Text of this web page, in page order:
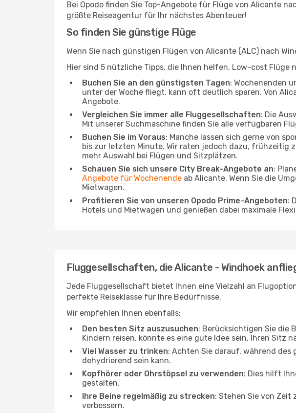
Bei Opodo finden Sie Top-Angebote für Flüge von Alicante
größte Reiseagentur für Ihr nächstes Abenteuer!
So finden Sie günstige Flüge
Wenn Sie nach günstigen Flügen von Alicante (ALC) nach
Hier sind 5 nützliche Tipps, die Ihnen helfen, Low-cost Flüge
Buchen Sie an den günstigsten Tagen: Wochenenden
unter der Woche fliegt, kann oft deutlich sparen. Von
Angebote.
Vergleichen Sie immer alle Fluggesellschaften: Die
Mit unserer Suchmaschine finden Sie alle verfügbaren
Buchen Sie im Voraus: Manche lassen sich gerne von
bis zur letzten Minute. Wir raten jedoch dazu, frühzeitig
mehr Auswahl bei Flügen und Sitzplätzen.
Schauen Sie sich unsere City Break-Angebote an:
Angebote für Wochenende ab Alicante. Wenn Sie die
Mietwagen.
Profitieren Sie von unseren Opodo Prime-Angeboten:
Hotels und Mietwagen und genießen dabei maximale
Fluggesellschaften, die Alicante - Windhoek
Jede Fluggesellschaft bietet Ihnen eine Vielzahl an
perfekte Reiseklasse für Ihre Bedürfnisse.
Wir empfehlen Ihnen ebenfalls:
Den besten Sitz auszusuchen: Berücksichtigen Sie die
Kindern reisen, könnte es eine gute Idee sein, Ihren Sitz
Viel Wasser zu trinken: Achten Sie darauf, während des
dehydrierend sein kann.
Kopfhörer oder Ohrstöpsel zu verwenden: Dies hilft
gestalten.
Ihre Beine regelmäßig zu strecken: Stehen Sie von Zeit
verbessern.